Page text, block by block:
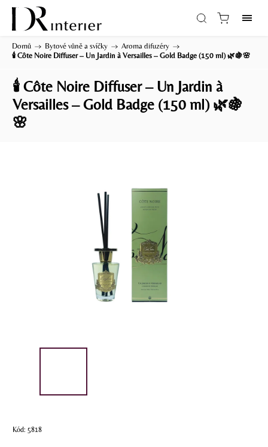
Domů / Bytové vůně a svíčky / Aroma difuzéry /
🕯️ Côte Noire Diffuser – Un Jardin à Versailles – Gold Badge (150 ml) 🌿🍇🌸
🕯️ Côte Noire Diffuser – Un Jardin à
Versailles – Gold Badge (150 ml) 🌿🍇
🌸
Kód: 5818